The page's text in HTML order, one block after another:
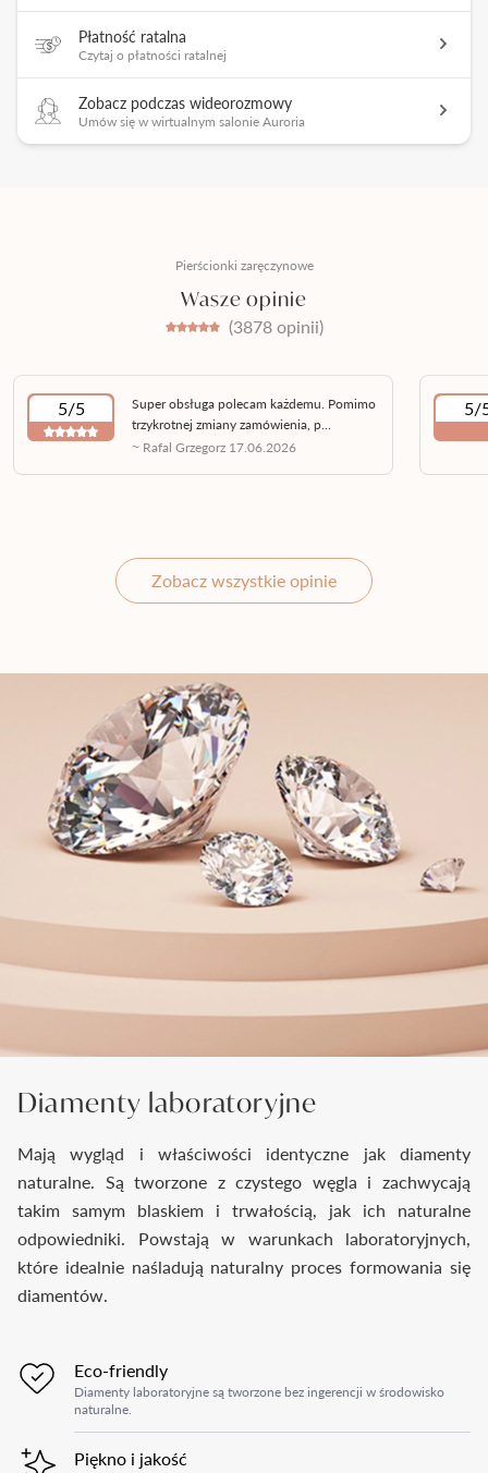
Płatność ratalna
Czytaj o płatności ratalnej
Zobacz podczas wideorozmowy
Umów się w wirtualnym salonie Auroria
Pierścionki zaręczynowe
Wasze opinie
(3878 opinii)
5/5
Super obsługa polecam każdemu. Pomimo
trzykrotnej zmiany zamówienia, p...
~ Rafal Grzegorz 17.06.2026
5/
Zobacz wszystkie opinie
Diamenty laboratoryjne
Mają wygląd i właściwości identyczne jak diamenty
naturalne. Są tworzone z czystego węgla i zachwycają
takim samym blaskiem i trwałością, jak ich naturalne
odpowiedniki. Powstają w warunkach laboratoryjnych,
które idealnie naśladują naturalny proces formowania się
diamentów.
Eco-friendly
Diamenty laboratoryjne są tworzone bez ingerencji w środowisko
naturalne.
Piękno i jakość